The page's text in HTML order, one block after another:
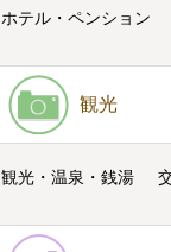
ホテル・ペンション
観光
観光・温泉・銭湯